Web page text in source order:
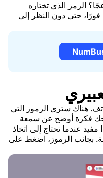
الرمز الذي تختاره
حتى دون النظر إلى
هناك سترى الرموز التي
فكرة أوضح عن سمعة
عندما تحتاج إلى اتخاذ
بجانب الرموز، اضغط على